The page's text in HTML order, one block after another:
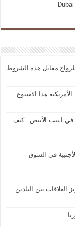
مقابل هذه الشروط
البيت الأبيض.. كيف
في السوق
العلاقات بين البلدين